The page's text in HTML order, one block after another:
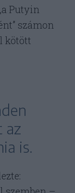
Putyin
számon
kötött
az
is.